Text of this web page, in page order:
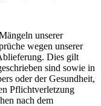
unserer
wegen unserer
Dies gilt
sind sowie in
oder der Gesundheit,
Pflichtverletzung
nach dem